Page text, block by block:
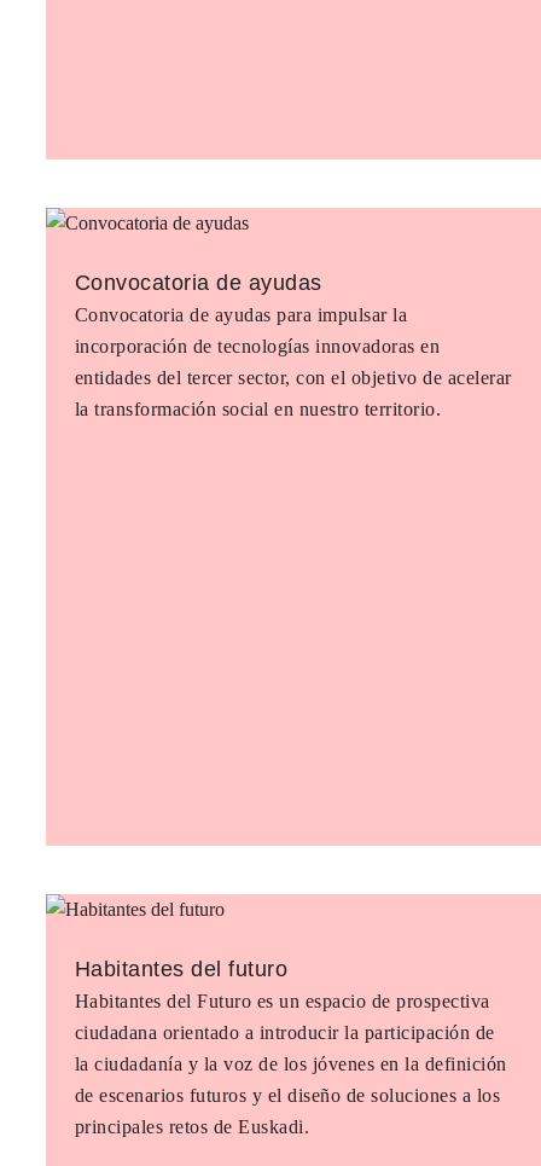
Convocatoria de ayudas
Convocatoria de ayudas para impulsar la
incorporación de tecnologías innovadoras en
entidades del tercer sector, con el objetivo de acelerar
la transformación social en nuestro territorio.
Habitantes del futuro
Habitantes del Futuro es un espacio de prospectiva
ciudadana orientado a introducir la participación de
la ciudadanía y la voz de los jóvenes en la definición
de escenarios futuros y el diseño de soluciones a los
principales retos de Euskadi.